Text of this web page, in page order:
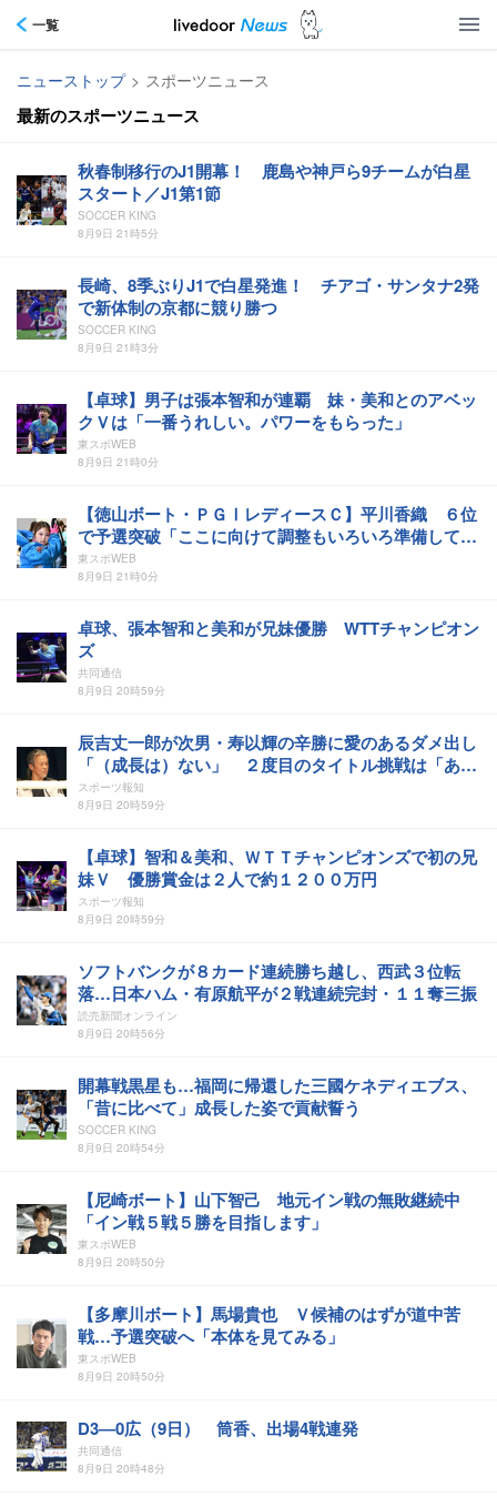
一覧
ニューストップ > スポーツニュース
最新のスポーツニュース
秋春制移行のJ1開幕！ 鹿島や神戸ら9チームが白星
スタート／J1第1節
SOCCER KING
8月9日 21時5分
長崎、8季ぶりJ1で白星発進！ チアゴ・サンタナ2発
で新体制の京都に競り勝つ
SOCCER KING
8月9日 21時3分
【卓球】男子は張本智和が連覇 妹・美和とのアベッ
クＶは「一番うれしい。パワーをもらった」
東スポWEB
8月9日 21時0分
【徳山ボート・ＰＧⅠレディースＣ】平川香織 ６位
で予選突破「ここに向けて調整もいろいろ準備してき
た」
東スポWEB
8月9日 21時0分
卓球、張本智和と美和が兄妹優勝 WTTチャンピオン
ズ
共同通信
8月9日 20時59分
辰吉丈一郎が次男・寿以輝の辛勝に愛のあるダメ出し
「（成長は）ない」 ２度目のタイトル挑戦は「あか
んやろ」
スポーツ報知
8月9日 20時59分
【卓球】智和＆美和、ＷＴＴチャンピオンズで初の兄
妹Ｖ 優勝賞金は２人で約１２００万円
スポーツ報知
8月9日 20時59分
ソフトバンクが８カード連続勝ち越し、西武３位転
落…日本ハム・有原航平が２戦連続完封・１１奪三振
読売新聞オンライン
8月9日 20時56分
開幕戦黒星も…福岡に帰還した三國ケネディエブス、
「昔に比べて」成長した姿で貢献誓う
SOCCER KING
8月9日 20時54分
【尼崎ボート】山下智己 地元イン戦の無敗継続中
「イン戦５戦５勝を目指します」
東スポWEB
8月9日 20時50分
【多摩川ボート】馬場貴也 Ｖ候補のはずが道中苦
戦…予選突破へ「本体を見てみる」
東スポWEB
8月9日 20時50分
D3―0広（9日） 筒香、出場4戦連発
共同通信
8月9日 20時48分